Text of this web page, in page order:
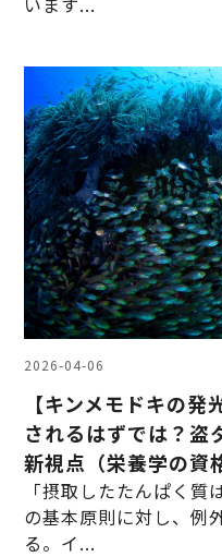
2026-04-06
【キンメモドキの
されるはずでは？盗
新視点（栄養学の資
「摂取したたんぱく
の基本原則に対し、例
る。イ...